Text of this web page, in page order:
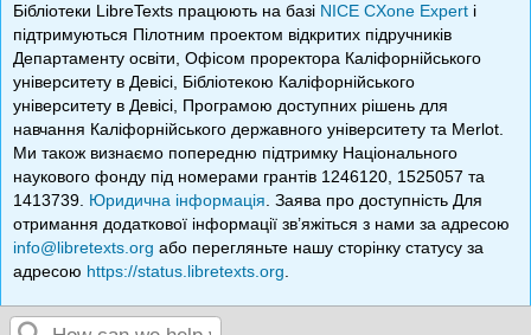
Бібліотеки LibreTexts працюють на базі NICE CXone Expert і
підтримуються Пілотним проектом відкритих підручників
Департаменту освіти, Офісом проректора Каліфорнійського
університету в Девісі, Бібліотекою Каліфорнійського
університету в Девісі, Програмою доступних рішень для
навчання Каліфорнійського державного університету та Merlot.
Ми також визнаємо попередню підтримку Національного
наукового фонду під номерами грантів 1246120, 1525057 та
1413739. Юридична інформація . Заява про доступність Для
отримання додаткової інформації зв’яжіться з нами за адресою
info@libretexts.org або перегляньте нашу сторінку статусу за
адресою https://status.libretexts.org